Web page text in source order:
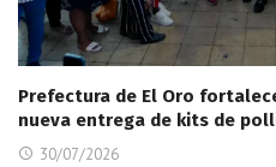
Prefectura de El Oro
nueva entrega de kits de
30/07/2026